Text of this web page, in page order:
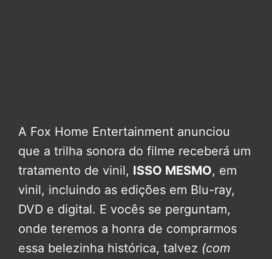
A Fox Home Entertainment anunciou
que a trilha sonora do filme receberá um
tratamento de vinil, ISSO MESMO, em
vinil, incluindo as edições em Blu-ray,
DVD e digital. E vocês se perguntam,
onde teremos a honra de comprarmos
essa belezinha histórica, talvez (com